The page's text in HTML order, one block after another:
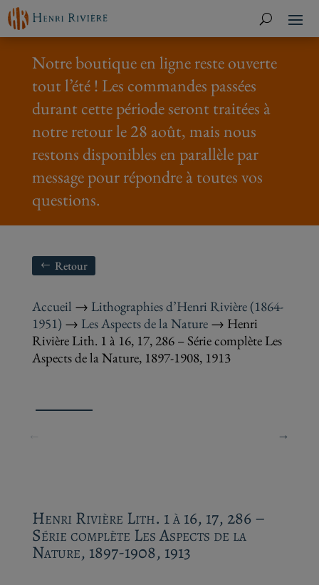
Notre boutique en ligne reste ouverte
tout l’été ! Les commandes passées
durant cette période seront traitées à
notre retour le 28 août, mais nous
restons disponibles en parallèle par
message pour répondre à toutes vos
questions.
Retour
Accueil → Lithographies d’Henri Rivière (1864-
1951) → Les Aspects de la Nature→ Henri
Rivière Lith. 1 à 16, 17, 286 – Série complète Les
Aspects de la Nature, 1897-1908, 1913
Henri Rivière Lith. 1 à 16, 17, 286 –
Série complète Les Aspects de la
Nature, 1897-1908, 1913